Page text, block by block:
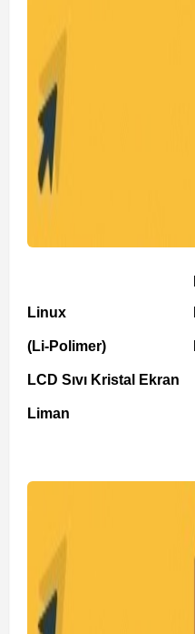
Linux
(Li-Polimer)
LCD Sıvı Kristal Ekran
Liman